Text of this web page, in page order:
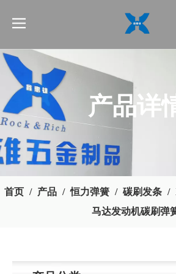
产品详
首页 / 产品 / 恒力弹簧 / 碳刷发条 /
马达发动机碳刷弹